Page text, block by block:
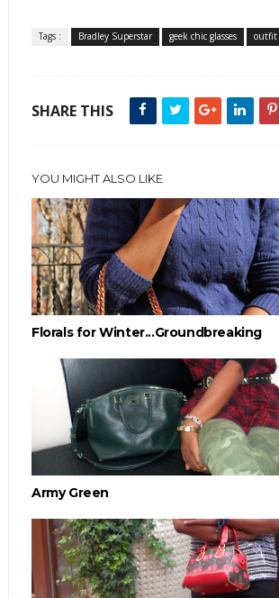
Tags : Bradley Superstar geek chic glasses outfit
SHARE THIS
YOU MIGHT ALSO LIKE
Florals for Winter...Groundbreaking
Army Green